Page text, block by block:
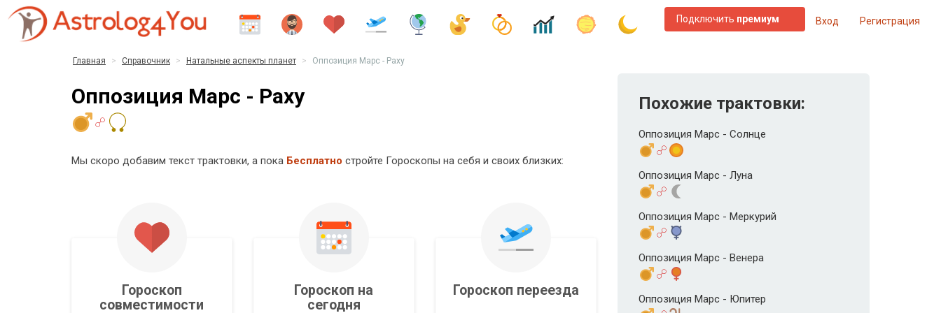
Подключить премиум Вход Регистрация
Главная Справочник Натальные аспекты планет Оппозиция Марс - Раху
Оппозиция Марс - Раху
Мы скоро добавим текст трактовки, а пока Бесплатно стройте Гороскопы на себя и своих близких:
Гороскоп
совместимости
Гороскоп на
сегодня
Гороскоп переезда
Похожие трактовки:
Оппозиция Марс - Солнце
Оппозиция Марс - Луна
Оппозиция Марс - Меркурий
Оппозиция Марс - Венера
Оппозиция Марс - Юпитер